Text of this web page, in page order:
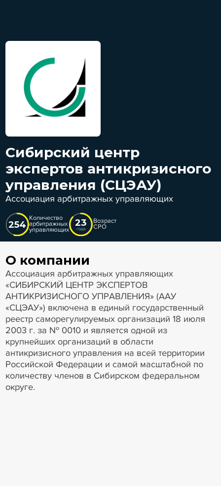
Сибирский центр
экспертов антикризисного
управления (СЦЭАУ)
Ассоциация арбитражных управляющих
254
Количество
арбитражных
управляющих
23
года
Возраст
СРО
О компании
Ассоциация арбитражных управляющих
«СИБИРСКИЙ ЦЕНТР ЭКСПЕРТОВ
АНТИКРИЗИСНОГО УПРАВЛЕНИЯ» (ААУ
«СЦЭАУ») включена в единый государственный
реестр саморегулируемых организаций 18 июля
2003 г. за № 0010 и является одной из
крупнейших организаций в области
антикризисного управления на всей территории
Российской Федерации и самой масштабной по
количеству членов в Сибирском федеральном
округе.